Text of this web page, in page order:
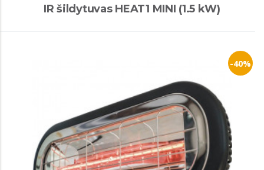
IR šildytuvas HEAT1 MINI (1.5 kW)
-40%